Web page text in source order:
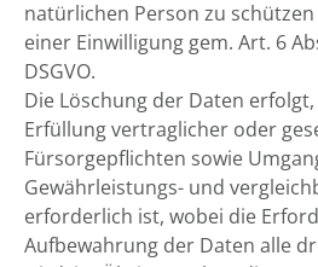
natürlichen Person zu
einer Einwilligung gem. Art. 6
DSGVO.
Die Löschung der Daten
Erfüllung vertraglicher oder
Fürsorgepflichten sowie
Gewährleistungs- und
erforderlich ist, wobei die
Aufbewahrung der Daten alle